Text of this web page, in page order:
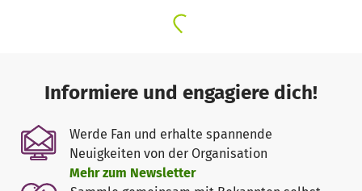
über unser Spendenkonto, das Betterplace-Projekt für
Teilbedarfe oder durch Sachspenden und handwerkliche
Hilfe.
Auch Unternehmen aus Waldenbuch und Umgebung laden
wir ein, uns mit Dienstleistungen, Rabatten oder Material
Informiere und engagiere dich!
Werde Fan und erhalte spannende
Neuigkeiten von der Organisation
Mehr zum Newsletter